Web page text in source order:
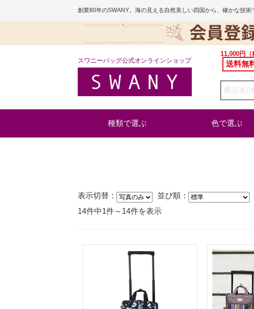
創業80年のSWANY。海の見える自然美しい四国から、確かな技
スワニーバッグ公式オンラインショップ
11,000円（
送料無
種類で選ぶ 色で選ぶ
表示切替：
並び順：
14件中1件～14件を表示